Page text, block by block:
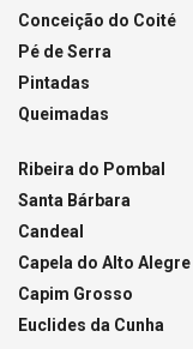
Conceição do Coité
Pé de Serra
Pintadas
Queimadas
Ribeira do Pombal
Santa Bárbara
Candeal
Capela do Alto Alegre
Capim Grosso
Euclides da Cunha